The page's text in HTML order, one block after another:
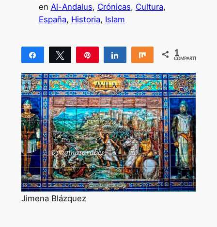
en Al-Andalus, Crónicas, Cultura
España, Historia, Islam
Compartir Twittear Compartir Compartir
1
COMPARTIR
Jimena Blázquez